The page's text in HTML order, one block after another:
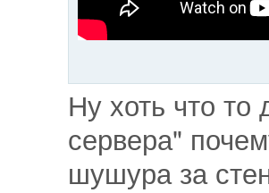
Ну хоть что то
сервера"
шушура за